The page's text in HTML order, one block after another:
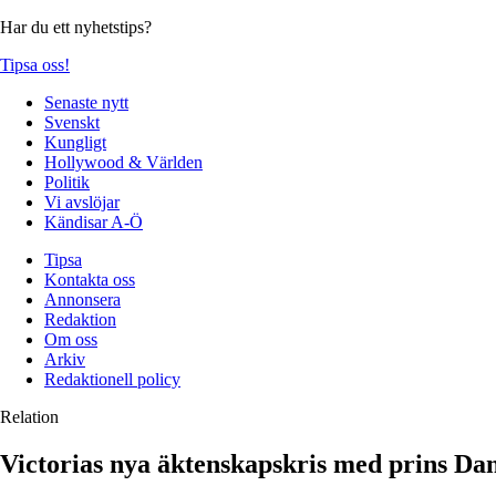
Har du ett nyhetstips?
Tipsa oss!
Senaste nytt
Svenskt
Kungligt
Hollywood & Världen
Politik
Vi avslöjar
Kändisar A-Ö
Tipsa
Kontakta oss
Annonsera
Redaktion
Om oss
Arkiv
Redaktionell policy
Relation
Victorias nya äktenskapskris med prins